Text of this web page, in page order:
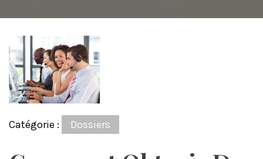
Catégorie : Dossiers